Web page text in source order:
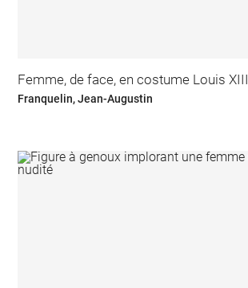
Femme, de face, en costume Louis XIII
Franquelin, Jean-Augustin